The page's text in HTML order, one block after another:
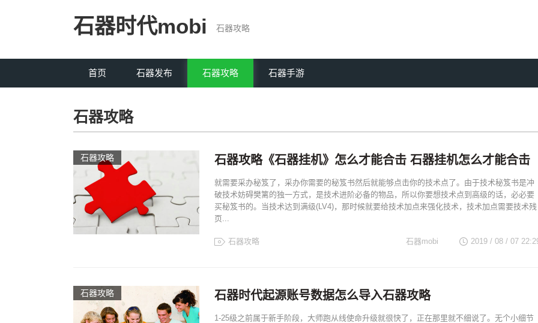
石器时代mobi 石器攻略
首页 石器发布 石器攻略 石器手游
石器攻略
石器攻略 石器攻略《石器挂机》怎么才能合击 石器挂机怎么才能合击
就需要采办秘笈了，采办你需要的秘笈书然后就能够点击你的技术点了。由于技术秘笈书是冲
破技术妨碍樊篱的独一方式，是技术进阶必备的物品，所以你要想技术点到高级的话，必必要
买秘笈书的。当技术达到满级(LV4)，那时候就要给技术加点来强化技术，技术加点需要技术残
页...
石器攻略 2019 / 08 / 07
石器mobi
石器攻略 石器时代起源账号数据怎么导入石器攻略
1-25级之前属于新手阶段，大师跑从线使命升级就很快了，正在那里就不细说了。无个小细节